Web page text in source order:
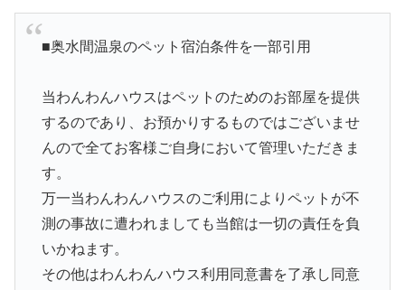
■奥水間温泉のペット宿泊条件を一部引用
当わんわんハウスはペットのためのお部屋を提供
するのであり、お預かりするものではございませ
んので全てお客様ご自身において管理いただきま
す。
万一当わんわんハウスのご利用によりペットが不
測の事故に遭われましても当館は一切の責任を負
いかねます。
その他はわんわんハウス利用同意書を了承し同意